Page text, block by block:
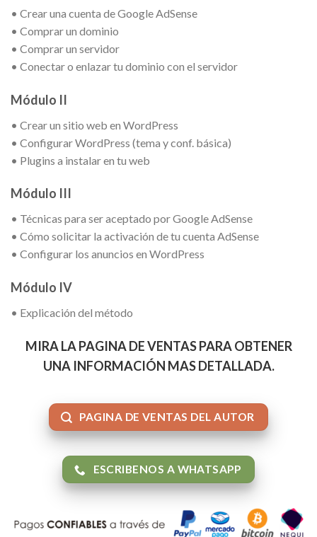
• Crear una cuenta de Google AdSense
• Comprar un dominio
• Comprar un servidor
• Conectar o enlazar tu dominio con el servidor
Módulo II
• Crear un sitio web en WordPress
• Configurar WordPress (tema y conf. básica)
• Plugins a instalar en tu web
Módulo III
• Técnicas para ser aceptado por Google AdSense
• Cómo solicitar la activación de tu cuenta AdSense
• Configurar los anuncios en WordPress
Módulo IV
• Explicación del método
MIRA LA PAGINA DE VENTAS PARA OBTENER
UNA INFORMACIÓN MAS DETALLADA.
PAGINA DE VENTAS DEL AUTOR
ESCRIBENOS A WHATSAPP